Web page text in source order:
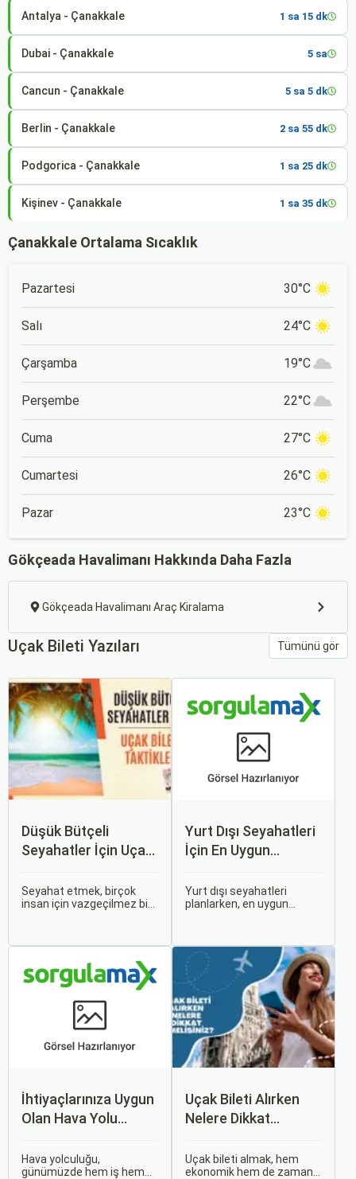
Antalya - Çanakkale 1 sa 15 dk
Dubai - Çanakkale 5 sa
Cancun - Çanakkale 5 sa 5 dk
Berlin - Çanakkale 2 sa 55 dk
Podgorica - Çanakkale 1 sa 25 dk
Kişinev - Çanakkale 1 sa 35 dk
Çanakkale Ortalama Sıcaklık
Pazartesi 30°C
Salı 24°C
Çarşamba 19°C
Perşembe 22°C
Cuma 27°C
Cumartesi 26°C
Pazar 23°C
Gökçeada Havalimanı Hakkında Daha Fazla
Gökçeada Havalimanı Araç Kiralama
Uçak Bileti Yazıları Tümünü gör
Düşük Bütçeli
Seyahatler İçin Uçak
Seyahat etmek, birçok
insan için vazgeçilmez bir
biriktirmek için seyahat
etmek harika bir yoldur.
Yurt Dışı Seyahatleri
İçin En Uygun
Yurt dışı seyahatleri
planlarken, en uygun
daha keyifli bir tatil
geçirmenizi sağlar. Bu
yazıda, mevsimsel
değişiklikleri, özel tatil
günlerini ve Sorgulamax.
İhtiyaçlarınıza Uygun
Olan Hava Yolu
Seçersiniz?
Hava yolculuğu,
günümüzde hem iş hem
Uçak Bileti Alırken
Nelere Dikkat
Uçak bileti almak, hem
ekonomik hem de zaman